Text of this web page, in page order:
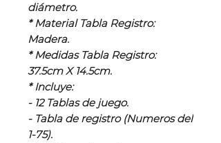
diámetro.
* Material Tabla Registro:
Madera.
* Medidas Tabla Registro:
37.5cm X 14.5cm.
* Incluye:
- 12 Tablas de juego.
- Tabla de registro (Numeros del
1-75).